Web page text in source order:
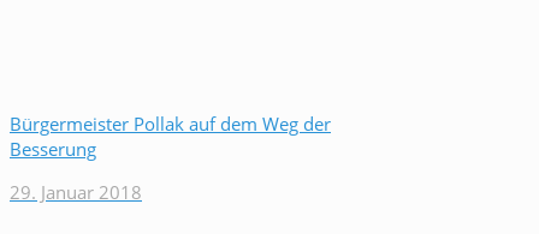
Bürgermeister Pollak auf dem Weg der
Besserung
29. Januar 2018